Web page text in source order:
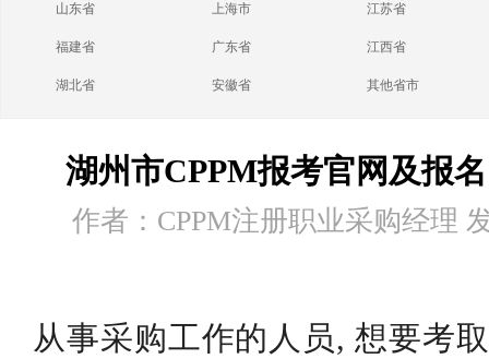
山东省 上海市 江苏省
福建省 广东省 江西省
湖北省 安徽省 其他省市
湖州市CPPM报考官网及报
作者：CPPM注册职业采购经理
从事采购工作的人员, 想要考